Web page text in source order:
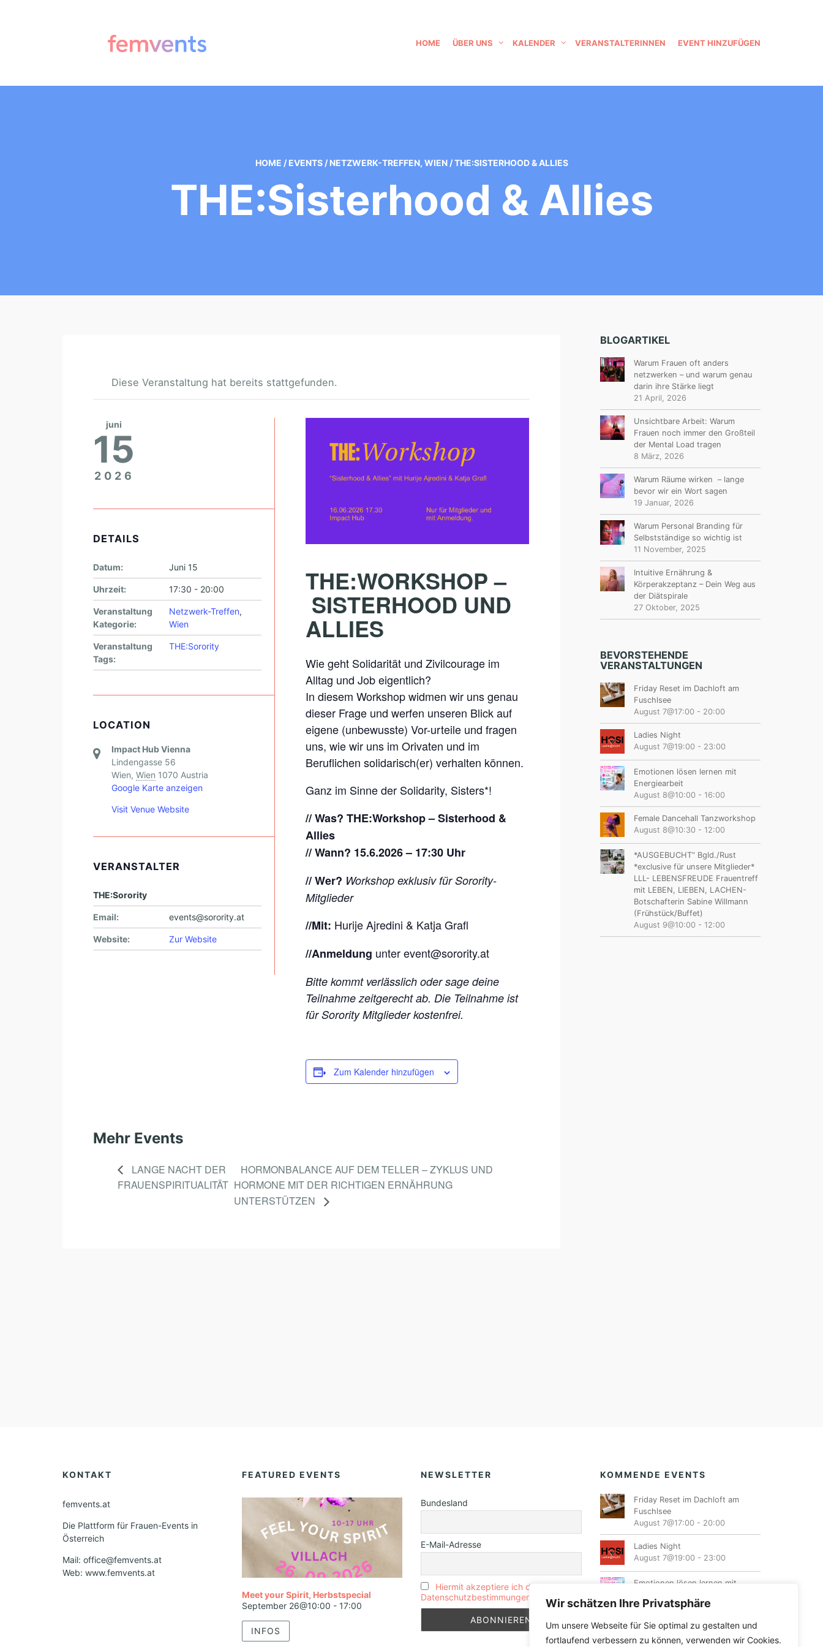
Wir schätzen Ihre Privatsphäre
Um unsere Webseite für Sie optimal zu gestalten und
fortlaufend verbessern zu können, verwenden wir Cookies.
HOME ÜBER UNS KALENDER VERANSTALTERINNEN EVENT HINZUFÜGEN
HOME / EVENTS / NETZWERK-TREFFEN, WIEN / THE:SISTERHOOD & ALLIES
THE:Sisterhood & Allies
Diese Veranstaltung hat bereits stattgefunden.
E
R
H
O
D
&
A
L
L
I
S
THE:WORKSHOP –
SISTERHOOD UND
ALLIES
Wie geht Solidarität und Zivilcourage im
Alltag und Job eigentlich?
In diesem Workshop widmen wir uns genau
dieser Frage und werfen unseren Blick auf
eigene (unbewusste) Vor-urteile und fragen
uns, wie wir uns im Orivaten und im
Beruflichen solidarisch(er) verhalten können.
Ganz im Sinne der Solidarity, Sisters*!
// Was? THE:Workshop – Sisterhood &
Allies
// Wann? 15.6.2026 – 17:30 Uhr
// Wer? Workshop exklusiv für Sorority-
Mitglieder
//Mit: Hurije Ajredini & Katja Grafl
//Anmeldung unter event@sorority.at
Bitte kommt verlässlich oder sage deine
Teilnahme zeitgerecht ab. Die Teilnahme ist
für Sorority Mitglieder kostenfrei.
Zum Kalender hinzufügen
juni
15
2026
DETAILS
Datum: Juni 15
Uhrzeit: 17:30 - 20:00
Veranstaltung
Kategorie:
Netzwerk-Treffen,
Wien
Veranstaltung
Tags:
THE:Sorority
LOCATION
Impact Hub Vienna
Lindengasse 56
Wien, Wien 1070 Austria
Google Karte anzeigen
Visit Venue Website
VERANSTALTER
THE:Sorority
Email: events@sorority.at
Website: Zur Website
Mehr Events
LANGE NACHT DER
FRAUENSPIRITUALITÄT
HORMONBALANCE AUF DEM TELLER – ZYKLUS UND
HORMONE MIT DER RICHTIGEN ERNÄHRUNG
UNTERSTÜTZEN
BLOGARTIKEL
Warum Frauen oft anders
netzwerken – und warum genau
darin ihre Stärke liegt
21 April, 2026
Unsichtbare Arbeit: Warum
Frauen noch immer den Großteil
der Mental Load tragen
8 März, 2026
Warum Räume wirken – lange
bevor wir ein Wort sagen
19 Januar, 2026
Warum Personal Branding für
Selbstständige so wichtig ist
11 November, 2025
Intuitive Ernährung &
Körperakzeptanz – Dein Weg aus
der Diätspirale
27 Oktober, 2025
BEVORSTEHENDE
VERANSTALTUNGEN
Friday Reset im Dachloft am
Fuschlsee
August 7@17:00- 20:00
Ladies Night
August 7@19:00- 23:00
Emotionen lösen lernen mit
Energiearbeit
August 8@10:00- 16:00
Female Dancehall Tanzworkshop
August 8@10:30- 12:00
*AUSGEBUCHT“ Bgld./Rust
*exclusive für unsere Mitglieder*
LLL- LEBENSFREUDE Frauentreff
mit LEBEN, LIEBEN, LACHEN-
Botschafterin Sabine Willmann
(Frühstück/Buffet)
August 9@10:00- 12:00
KONTAKT
femvents.at
Die Plattform für Frauen-Events in
Österreich
Mail: office@femvents.at
Web: www.femvents.at
FEATURED EVENTS
Meet your Spirit, Herbstspecial
September 26@10:00 - 17:00
INFOS
NEWSLETTER
Bundesland
E-Mail-Adresse
Hiermit akzeptiere ich die
Datenschutzbestimmungen
KOMMENDE EVENTS
Friday Reset im Dachloft am
Fuschlsee
August 7@17:00- 20:00
Ladies Night
August 7@19:00- 23:00
Emotionen lösen lernen mit
August 8@10:00- 16:00
Female Dancehall Tanzworkshop
August 8@10:30-12:00